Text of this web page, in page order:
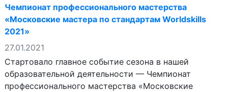
Чемпионат профессионального мастерства
«Московские мастера по стандартам Worldskills
2021»
27.01.2021
Стартовало главное событие сезона в нашей
образовательной деятельности — Чемпионат
профессионального мастерства «Московские